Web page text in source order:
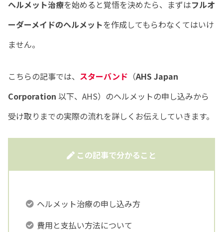
ヘルメット治療を始めると覚悟を決めたら、まずはフルオ
ーダーメイドのヘルメットを作成してもらわなくてはいけ
ません。
こちらの記事では、 スターバンド （AHS Japan
Corporation 以下、AHS）のヘルメットの申し込みから
受け取りまでの実際の流れを詳しくお伝えしていきます。
この記事で分かること
ヘルメット治療の申し込み方
費用と支払い方法について